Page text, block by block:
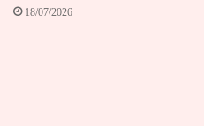
18/07/2026